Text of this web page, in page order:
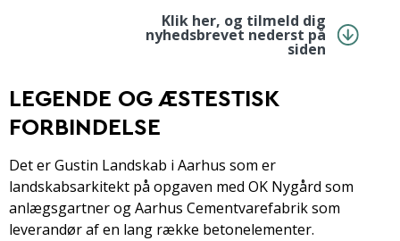
Klik her, og tilmeld dig
nyhedsbrevet nederst på
siden
LEGENDE OG ÆSTESTISK
FORBINDELSE
Det er Gustin Landskab i Aarhus som er
landskabsarkitekt på opgaven med OK Nygård som
anlægsgartner og Aarhus Cementvarefabrik som
leverandør af en lang række betonelementer.